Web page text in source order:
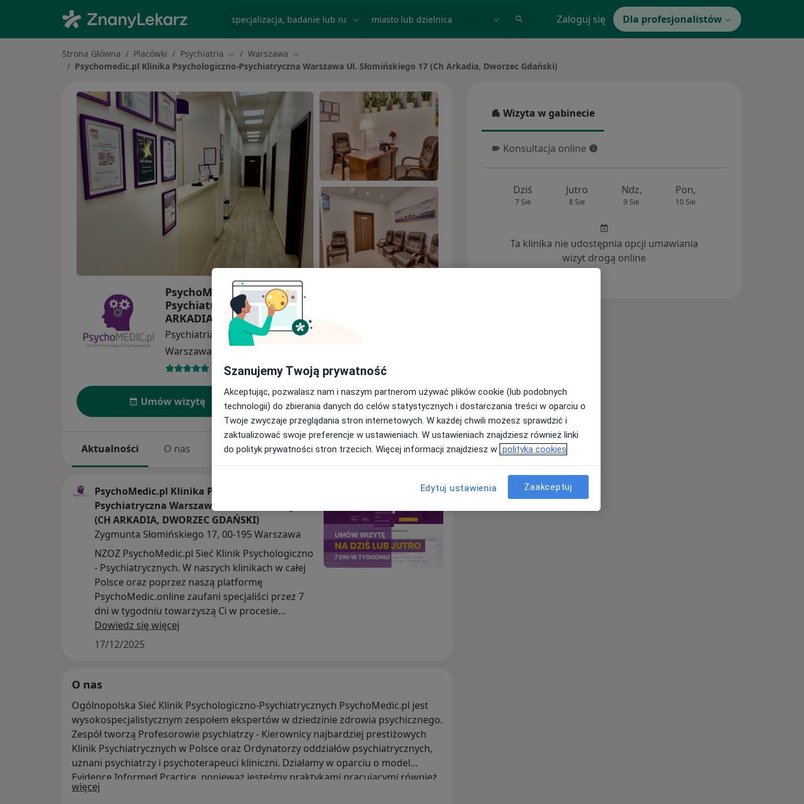
Zaloguj się Dla profesjonalistów
Strona Główna Placówki Psychiatria Zmień miasto
Warszawa Zmień miasto
Psychomedic.pl Klinika Psychologiczno-Psychiatryczna Warszawa Ul. Słomińskiego 17 (Ch Arkadia, Dworzec Gdański)
PsychoMedic.pl Klinika Psychologiczno-
Psychiatryczna Warszawa ul. Słomińskiego 17 (CH
ARKADIA, DWORZEC GDAŃSKI)
Psychiatria
więcej
Warszawa
489 opinii
Umów wizytę Wyślij wiadomość
Aktualności O nas Usługi Specjaliści Adresy Opinie
PsychoMedic.pl Klinika Psychologiczno-
Psychiatryczna Warszawa ul. Słomińskiego 17
(CH ARKADIA, DWORZEC GDAŃSKI)
Zygmunta Słomińskiego 17, 00-195 Warszawa
NZOZ PsychoMedic.pl Sieć Klinik Psychologiczno
- Psychiatrycznych. W naszych klinikach w całej
Polsce oraz poprzez naszą platformę
PsychoMedic.online zaufani specjaliści przez 7
dni w tygodniu towarzyszą Ci w procesie
zmiany, wykorzystując
nowoczesne metody leczenia trudności
Dowiedz się więcej
17/12/2025
O nas
Ogólnopolska Sieć Klinik Psychologiczno-Psychiatrycznych PsychoMedic.pl jest
wysokospecjalistycznym zespołem ekspertów w dziedzinie zdrowia psychicznego.
Zespół tworzą Profesorowie psychiatrzy - Kierownicy najbardziej prestiżowych
Klinik Psychiatrycznych w Polsce oraz Ordynatorzy oddziałów psychiatrycznych,
uznani psychiatrzy i psychoterapeuci kliniczni. Działamy w oparciu o model
Evidence Informed Practice, ponieważ jesteśmy praktykami pracującymi również
naukowo w projektach badawczych odnośnie najnowszych metod leczenia
więcej
Wizyta w gabinecie
Wizyta w gabinecie
Konsultacja online
Konsultacja online
Dziś
7 Sie
Jutro
8 Sie
Ndz,
9 Sie
Pon,
10 Sie
Ta klinika nie udostępnia opcji umawiania
wizyt drogą online
Szanujemy Twoją prywatność
Akceptując, pozwalasz nam i naszym partnerom używać plików cookie (lub podobnych
technologii) do zbierania danych do celów statystycznych i dostarczania treści w oparciu o
Twoje zwyczaje przeglądania stron internetowych. W każdej chwili możesz sprawdzić i
zaktualizować swoje preferencje w ustawieniach. W ustawieniach znajdziesz również linki
do polityk prywatności stron trzecich. Więcej informacji znajdziesz w polityka cookies
Edytuj ustawienia Zaakceptuj